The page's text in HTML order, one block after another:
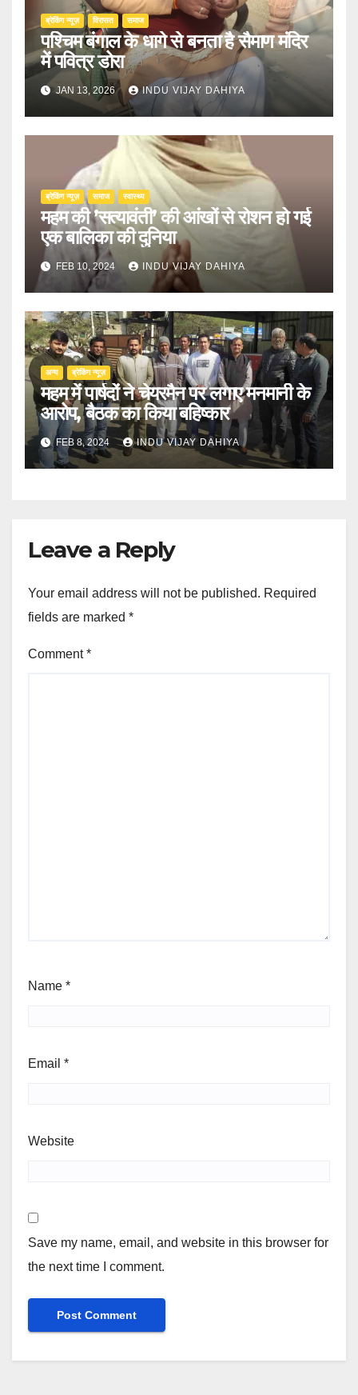
ब्रेकिंग न्यूज़ ‍‍विरासत समाज
पश्चिम बंगाल के धागे से बनता है सैमाण मंदिर
में पवित्र डोरा
JAN 13, 2026 INDU VIJAY DAHIYA
ब्रेकिंग न्यूज़ समाज स्वास्थ्य
महम की ’सत्यावंती’ की आंखों से रोशन हो गई
एक बालिका की दुनिया
FEB 10, 2024 INDU VIJAY DAHIYA
अन्य ब्रेकिंग न्यूज़
महम में पार्षदों ने चेयरमैन पर लगाए मनमानी के
आरोप, बैठक का किया बहिष्कार
FEB 8, 2024 INDU VIJAY DAHIYA
Leave a Reply
Your email address will not be published. Required
fields are marked *
Comment*
Name *
Email *
Website
Save my name, email, and website in this browser for
the next time I comment.